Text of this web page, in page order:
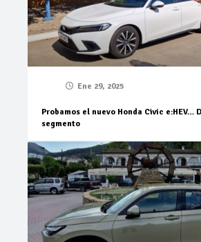
Ene 29, 2025
Probamos el nuevo Honda Civic e:HEV…
segmento